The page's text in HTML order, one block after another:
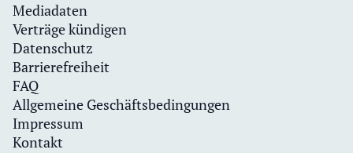
Mediadaten
Verträge kündigen
Datenschutz
Barrierefreiheit
FAQ
Allgemeine Geschäftsbedingungen
Impressum
Kontakt